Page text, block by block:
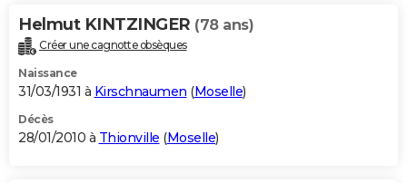
Helmut KINTZINGER (78 ans)
Créer une cagnotte obsèques
Naissance
31/03/1931 à Kirschnaumen (Moselle)
Décès
28/01/2010 à Thionville (Moselle)